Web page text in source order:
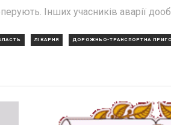
Інших учасників аварії
ЛІКАРНЯ ДОРОЖНЬО-ТРАНСПОРТНА